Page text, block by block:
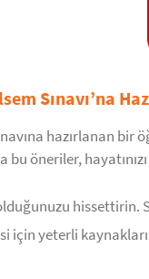
Sınavı’na
hazırlanan bir
bu öneriler,
hissettirin.
için yeterli